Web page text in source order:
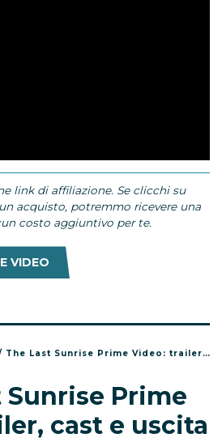
link di affiliazione. Se clicchi su
acquisto, potremmo ricevere una
costo aggiuntivo per te.
VIDEO
The Last Sunrise Prime Video: trailer, cast e uscita
Sunrise Prime
cast e uscita